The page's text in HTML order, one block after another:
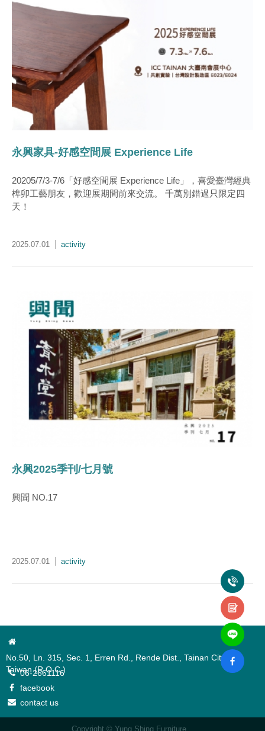
永興家具-好感空間展 Experience Life
20205/7/3-7/6「好感空間展 Experience Life」，喜愛臺灣經典
榫卯工藝朋友，歡迎展期間前來交流。 千萬別錯過只限定四
天！
2025.07.01 activity
永興2025季刊/七月號
興聞 NO.17
2025.07.01 activity
No.50, Ln. 315, Sec. 1, Erren Rd., Rende Dist., Tainan City 717,
Taiwan (R.O.C.)
06-2661116
facebook
contact us
Copyright © Yung Shing Furniture.